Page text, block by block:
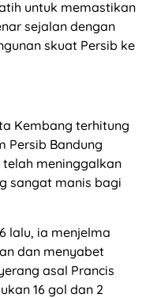
untuk memastikan
sejalan dengan
skuat Persib ke
Kembang terhitung
Persib Bandung
meninggalkan
sangat manis bagi
lalu, ia menjelma
dan menyabet
asal Prancis
16 gol dan 2